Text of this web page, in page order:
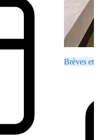
Brèves et